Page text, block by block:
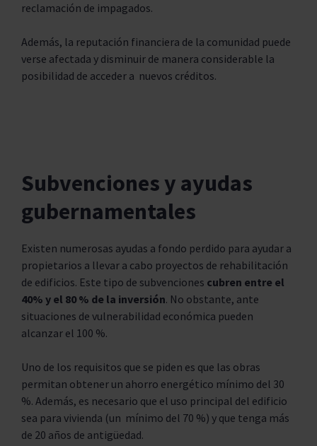
reclamación de impagados.
Además, la reputación financiera de la comunidad puede
verse afectada y disminuir de manera considerable la
posibilidad de acceder a nuevos créditos.
Subvenciones y ayudas
gubernamentales
Existen numerosas ayudas a fondo perdido para ayudar a
propietarios a llevar a cabo proyectos de rehabilitación
de edificios. Este tipo de subvenciones cubren entre el
40% y el 80 % de la inversión. No obstante, ante
situaciones de vulnerabilidad económica pueden
alcanzar el 100 %.
Uno de los requisitos que se piden es que las obras
permitan obtener un ahorro energético mínimo del 30
%. Además, es necesario que el uso principal del edificio
sea para vivienda (un mínimo del 70 %) y que tenga más
de 20 años de antigüedad.